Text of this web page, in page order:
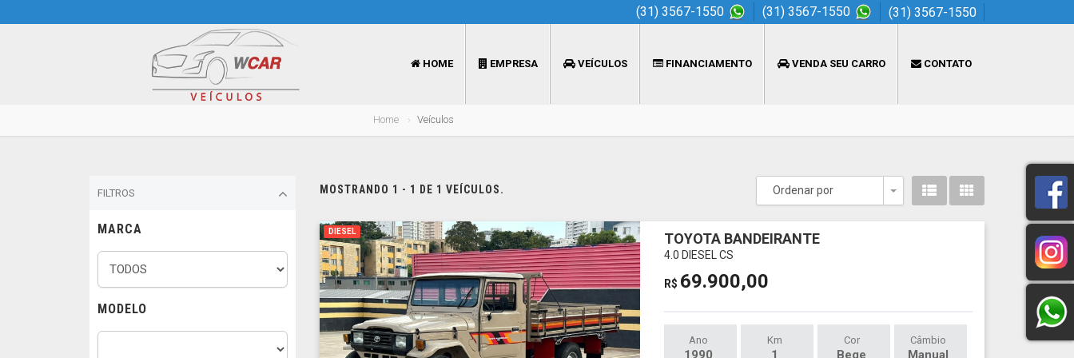
(31) 3567-1550 (31) 3567-1550 (31) 3567-1550
HOME EMPRESA VEÍCULOS FINANCIAMENTO VENDA SEU CARRO CONTATO
Home Veículos
FILTROS
MARCA
MODELO
MOSTRANDO 1 - 1 DE 1 VEÍCULOS. Ordenar por
Toggle Dropdown
DIESEL TOYOTA BANDEIRANTE
4.0 DIESEL CS
R$ 69.900,00
Ano
1990
Km
1
Cor
Bege
Câmbio
Manual